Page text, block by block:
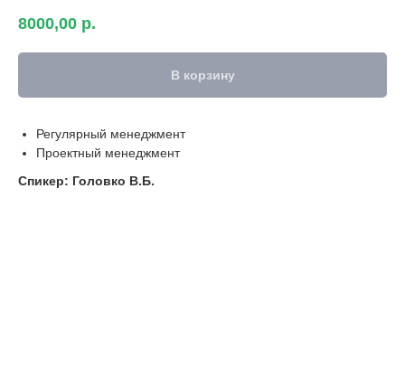
8000,00 р.
В корзину
Регулярный менеджмент
Проектный менеджмент
Спикер: Головко В.Б.